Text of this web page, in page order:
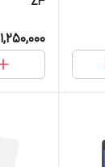
1,250,000